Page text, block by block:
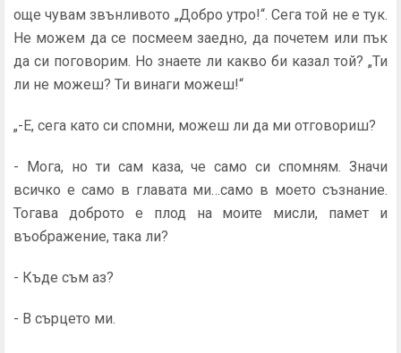
още чувам звънливото „Добро утро!“. Сега той не е тук.
Не можем да се посмеем заедно, да почетем или пък
да си поговорим. Но знаете ли какво би казал той? „Ти
ли не можеш? Ти винаги можеш!“
„-Е, сега като си спомни, можеш ли да ми отговориш?
- Мога, но ти сам каза, че само си спомням. Значи
всичко е само в главата ми…само в моето съзнание.
Тогава доброто е плод на моите мисли, памет и
въображение, така ли?
- Къде съм аз?
- В сърцето ми.